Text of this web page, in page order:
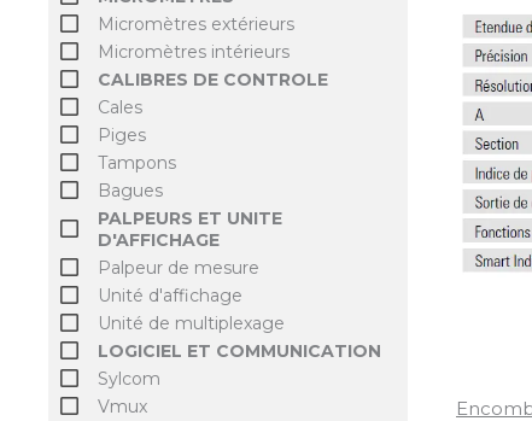
Micromètres extérieurs
Micromètres intérieurs
CALIBRES DE CONTROLE
Cales
Piges
Tampons
Bagues
PALPEURS ET UNITE
D'AFFICHAGE
Palpeur de mesure
Unité d'affichage
Unité de multiplexage
LOGICIEL ET COMMUNICATION
Sylcom
Vmux